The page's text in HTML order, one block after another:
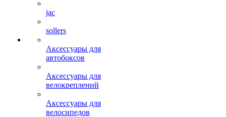
jac
sollers
Аксессуары для
автобоксов
Аксессуары для
велокреплений
Аксессуары для
велосипедов